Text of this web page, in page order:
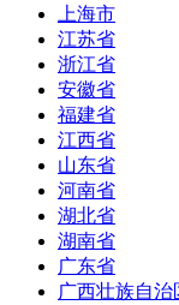
上海市
江苏省
浙江省
安徽省
福建省
江西省
山东省
河南省
湖北省
湖南省
广东省
广西壮族自治